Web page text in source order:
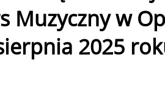
Muzyczny w
2025